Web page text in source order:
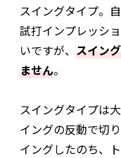
スイングタイプ。
試打インプレッシ
いですが、 スイン
ません。
スイングタイプは
イングの反動で切
イングしたのち、